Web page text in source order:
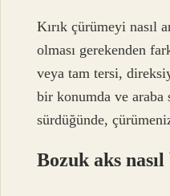
Kırık çürümeyi nasıl
olması gerekenden
veya tam tersi,
bir konumda ve araba
sürdüğünde,
Bozuk aks